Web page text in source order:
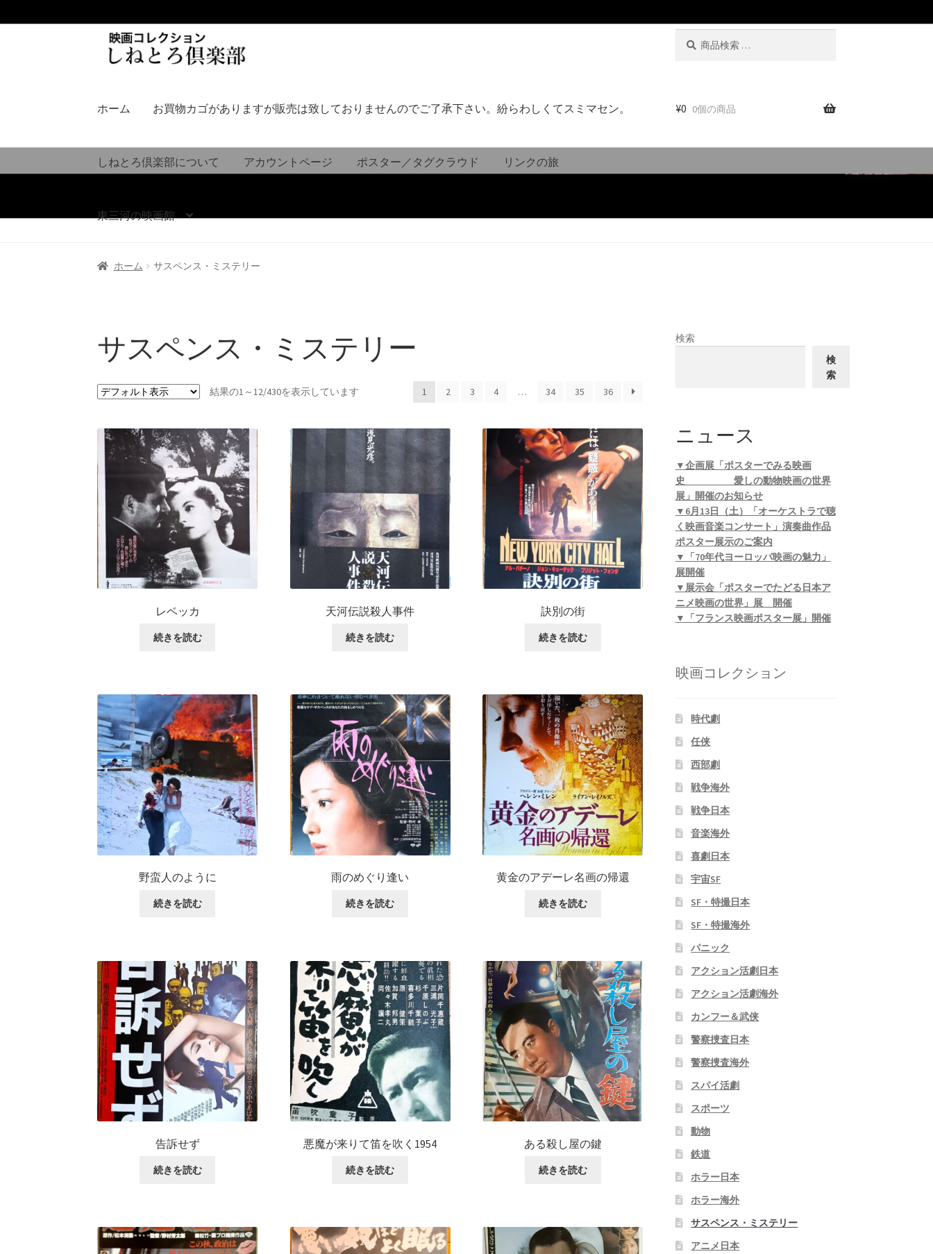
シ
へ
ス
ッ
ツ
キ
ッ
ホーム お買物カゴがありますが販売は致しておりませんのでご了承下さい。紛らわしくてスミマセン。
しねとろ倶楽部について アカウントページ ポスター／タグクラウド リンクの旅
東三河の映画館
¥0 0個の商品
ホーム サスペンス・ミステリー
サスペンス・ミステリー
結果の1～12/430を表示しています 1 2 3 4 … 34 35 36
レベッカ
続きを読む
天河伝説殺人事件
続きを読む
訣別の街
続きを読む
野蛮人のように
続きを読む
雨のめぐり逢い
続きを読む
黄金のアデーレ名画の帰還
続きを読む
告訴せず
続きを読む
悪魔が来りて笛を吹く1954
続きを読む
ある殺し屋の鍵
続きを読む
検索
検
索
ニュース
▼企画展「ポスターでみる映画
史 愛しの動物映画の世界
展」開催のお知らせ
▼6月13日（土）「オーケストラで聴
く映画音楽コンサート」演奏曲作品
ポスター展示のご案内
▼「70年代ヨーロッパ映画の魅力」
展開催
▼展示会「ポスターでたどる日本ア
ニメ映画の世界」展 開催
▼「フランス映画ポスター展」開催
映画コレクション
時代劇
任侠
西部劇
戦争海外
戦争日本
音楽海外
喜劇日本
宇宙SF
SF・特撮日本
SF・特撮海外
パニック
アクション活劇日本
アクション活劇海外
カンフー＆武侠
警察捜査日本
警察捜査海外
スパイ活劇
スポーツ
動物
鉄道
ホラー日本
ホラー海外
サスペンス・ミステリー
アニメ日本